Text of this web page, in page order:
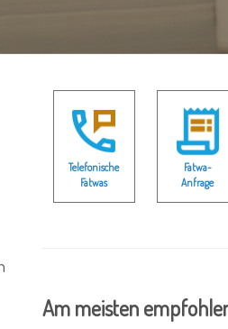
Telefonische
Fatwas
Fatwa-
Anfrage
Am meisten